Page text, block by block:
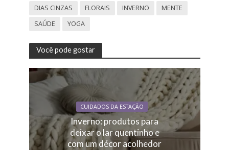
DIAS CINZAS
FLORAIS INVERNO
MENTE
SAÚDE
YOGA
Você pode gostar
CUIDADOS DA ESTAÇÃO
Inverno: produtos para
deixar o lar quentinho e
com um décor acolhedor